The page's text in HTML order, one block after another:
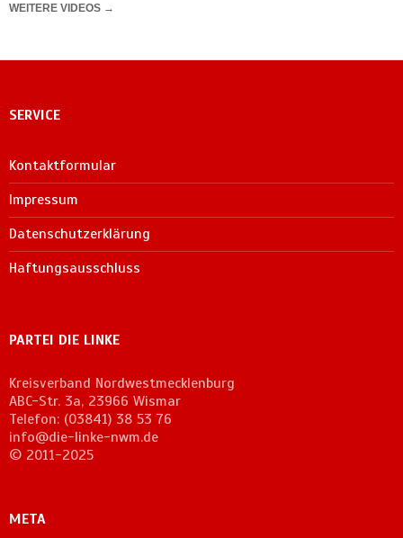
WEITERE VIDEOS →
SERVICE
Kontaktformular
Impressum
Datenschutzerklärung
Haftungsausschluss
PARTEI DIE LINKE
Kreisverband Nordwestmecklenburg
ABC-Str. 3a, 23966 Wismar
Telefon: (03841) 38 53 76
info@die-linke-nwm.de
© 2011-2025
META